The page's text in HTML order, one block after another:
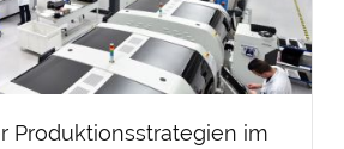
Produktions­strategien im